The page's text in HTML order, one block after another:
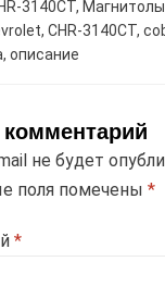
3140CT, Магнитолы
, CHR-3140CT,
, описание
не будет
поля помечены *
*